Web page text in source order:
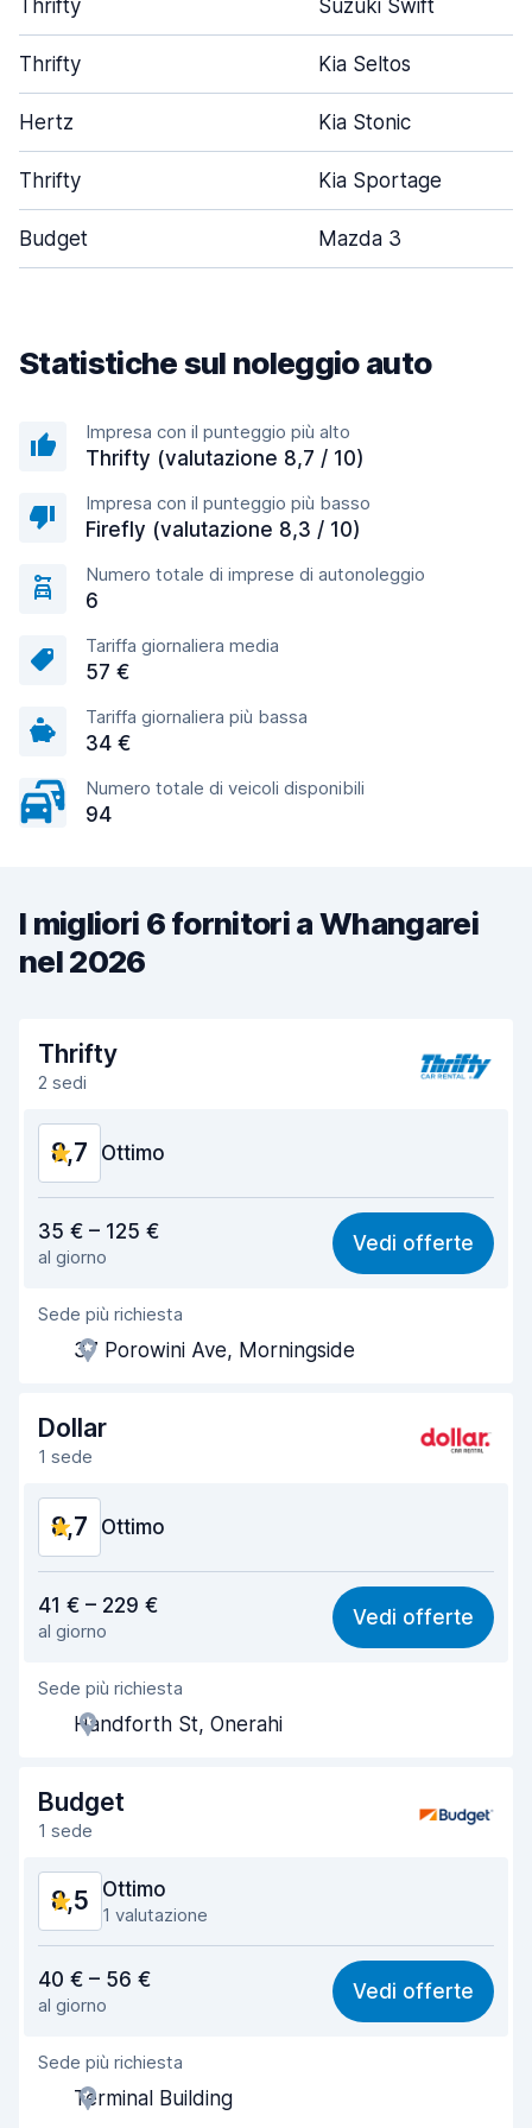
Thrifty Suzuki Swift
Thrifty Kia Seltos
Hertz Kia Stonic
Thrifty Kia Sportage
Budget Mazda 3
Statistiche sul noleggio auto
Impresa con il punteggio più alto
Thrifty (valutazione 8,7 / 10)
Impresa con il punteggio più basso
Firefly (valutazione 8,3 / 10)
Numero totale di imprese di autonoleggio
6
Tariffa giornaliera media
57 €
Tariffa giornaliera più bassa
34 €
Numero totale di veicoli disponibili
94
I migliori 6 fornitori a Whangarei
nel 2026
Thrifty
2 sedi
8,7 Ottimo
8,8
Facile da trovare 8,2
Gentilezza degli agenti
Rapidità del ritiro
Rapidità della riconsegna
Condizioni dell'auto
35 € – 125 €
al giorno
Vedi offerte
Sede più richiesta
37 Porowini Ave, Morningside
Dollar
1 sede
8,7 Ottimo
8,9
Facile da trovare 8,2
Gentilezza degli agenti
Rapidità del ritiro
Rapidità della riconsegna
Condizioni dell'auto
41 € – 229 €
al giorno
Vedi offerte
Sede più richiesta
Handforth St, Onerahi
Budget
1 sede
8,5 Ottimo
1 valutazione
8,4
Facile da trovare 8,2
Gentilezza degli agenti
Rapidità del ritiro
40 € – 56 €
al giorno
Vedi offerte
Sede più richiesta
Terminal Building